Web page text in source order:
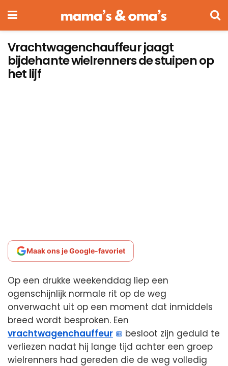
Vrachtwagenchauffeur jaagt
bijdehante wielrenners de stuipen op
het lijf
Maak ons je Google-favoriet
Op een drukke weekenddag liep een
ogenschijnlijk normale rit op de weg
onverwacht uit op een moment dat inmiddels
breed wordt besproken. Een
vrachtwagenchauffeur
besloot zijn geduld te
verliezen nadat hij lange tijd achter een groep
wielrenners had gereden die de weg volledig